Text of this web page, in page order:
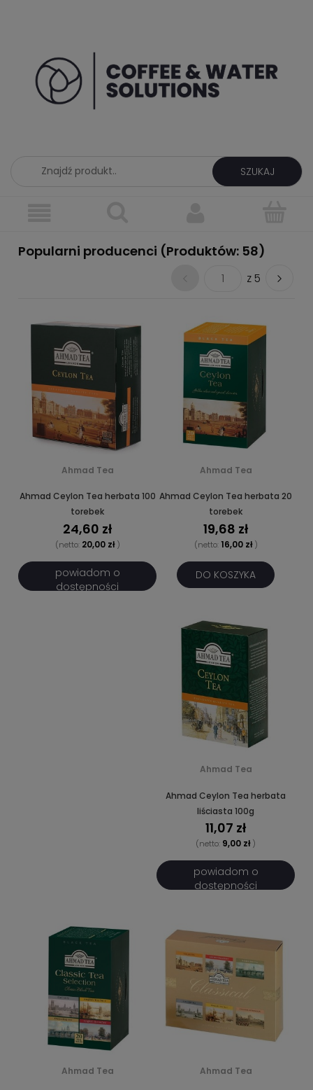
SZUKAJ
Popularni producenci (Produktów: 58)
1 z 5
Ahmad Tea
Ahmad Ceylon Tea herbata 100
torebek
24,60 zł
(netto: 20,00 zł)
powiadom o
dostępności
Ahmad Tea
Ahmad Ceylon Tea herbata 20
torebek
19,68 zł
(netto: 16,00 zł)
DO KOSZYKA
Ahmad Tea
Ahmad Ceylon Tea herbata
liściasta 100g
11,07 zł
(netto: 9,00 zł)
powiadom o
dostępności
Ahmad Tea Ahmad Tea